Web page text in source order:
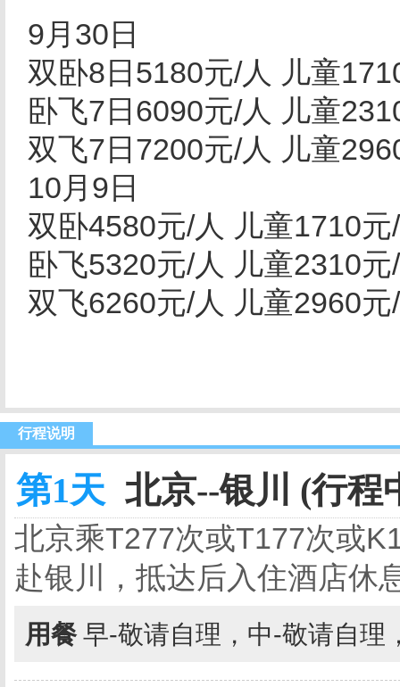
9月30日
双卧8日5180元/人 儿童
卧飞7日6090元/人 儿童
双飞7日7200元/人 儿童
10月9日
双卧4580元/人 儿童1710
卧飞5320元/人 儿童2310
双飞6260元/人 儿童2960
行程说明
第1天 北京--银川 (行程
北京乘T277次或T177次或
赴银川，抵达后入住酒店休
用餐 早-敬请自理，中-敬请自理